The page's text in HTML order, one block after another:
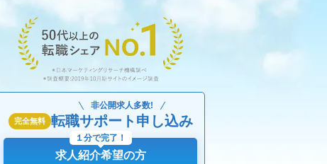
完全無料
非公開求人多数!
転職サポート申し込み
求人紹介希望の方
１分で完了！